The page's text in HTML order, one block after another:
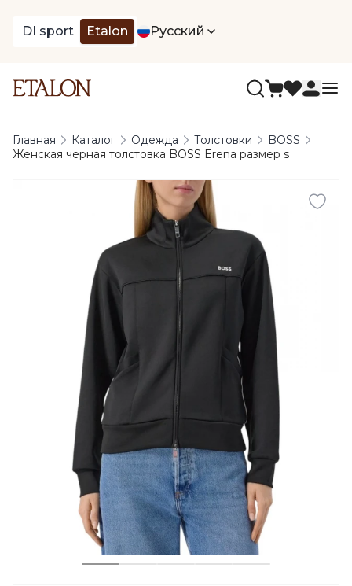
DI sport Etalon Русский
Главная Каталог Одежда Толстовки
BOSS
Женская черная толстовка BOSS Erena размер s